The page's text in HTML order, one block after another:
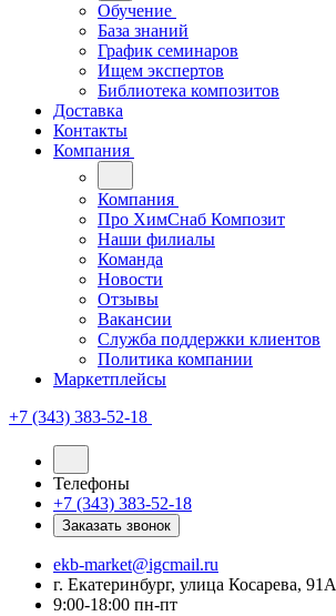
Обучение
База знаний
График семинаров
Ищем экспертов
Библиотека композитов
Доставка
Контакты
Компания
Компания
Про ХимСнаб Композит
Наши филиалы
Команда
Новости
Отзывы
Вакансии
Служба поддержки клиентов
Политика компании
Маркетплейсы
+7 (343) 383-52-18
Телефоны
+7 (343) 383-52-18
Заказать звонок
ekb-market@igcmail.ru
г. Екатеринбург, улица Косарева, 91А
9:00-18:00 пн-пт